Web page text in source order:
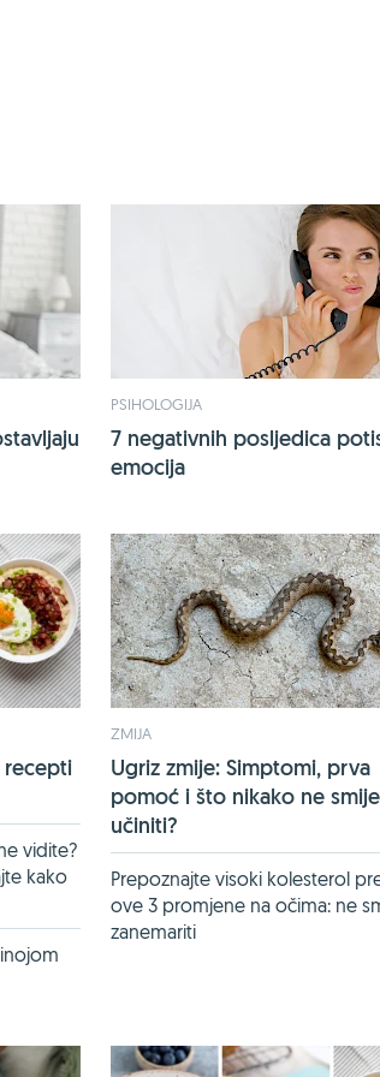
PSIHOLOGIJA
7 negativnih posljedica
emocija
recepti
vidite?
kako
ZMIJA
Ugriz zmije: Simptomi, prva
pomoć i što nikako ne
učiniti?
Prepoznajte visoki kolesterol
ove 3 promjene na očima: ne
zanemariti